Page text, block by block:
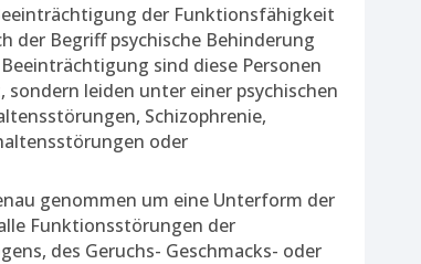
der Funktionsfähigkeit
der Begriff psychische Behinderung
sind diese Personen
leiden unter einer psychischen
Schizophrenie,
oder
genommen um eine Unterform der
Funktionsstörungen der
des Geruchs- Geschmacks- oder